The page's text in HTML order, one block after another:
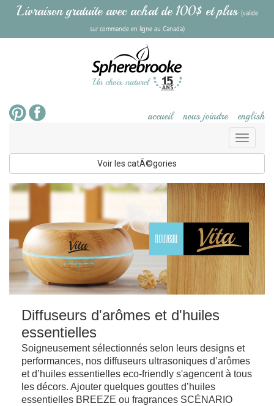
Livraison gratuite avec achat de 100$ et plus (valide
sur commande en ligne au Canada)
accueil nous joindre english
Toggle
Voir les catÃ©gories
Diffuseurs d'arômes et d'huiles
essentielles
Soigneusement sélectionnés selon leurs designs et
performances, nos diffuseurs ultrasoniques d’arômes
et d’huiles essentielles eco-friendly s'agencent à tous
les décors. Ajouter quelques gouttes d’huiles
essentielles BREEZE ou fragrances SCÉNARIO